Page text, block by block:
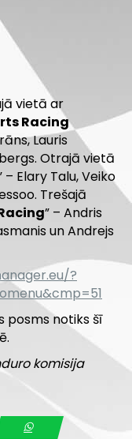
vietā ar
Racing
Lauris
Otrajā vietā
– Elary Talu, Veiko
Trešajā
” – Andris
un Andrejs
?
posms notiks šī
komisija